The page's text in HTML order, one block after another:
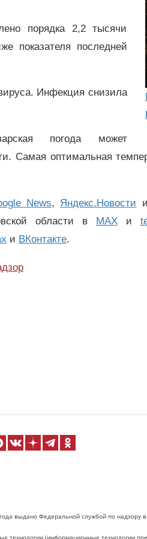
порядка 2,2 тысячи
показателя последней
Инфекция снизила
погода может
Самая оптимальная
News, Яндекс.Новости
области в MAXи
и ВКонтакте.
выдано Федеральной службой по надзору